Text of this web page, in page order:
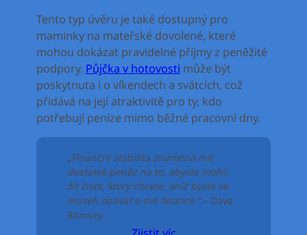
Tento typ úvěru je také dostupný pro
maminky na mateřské dovolené, které
mohou dokázat pravidelné příjmy z peněžité
podpory. Půjčka v hotovosti může být
poskytnuta i o víkendech a svátcích, což
přidává na její atraktivitě pro ty, kdo
potřebují peníze mimo běžné pracovní dny.
„Finanční stabilita znamená mít
dostatek peněz na to, abyste mohli
žít život, který chcete, aniž byste se
museli obávat o své finance.“– Dave
Ramsey